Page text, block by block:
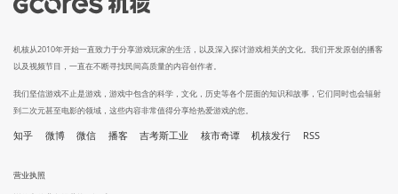
机核从2010年开始一直致力于分享游戏玩家的生活，以及深入探讨游戏相关的文化。我们开发原创的播客
以及视频节目，一直在不断寻找民间高质量的内容创作者。
我们坚信游戏不止是游戏，游戏中包含的科学，文化，历史等各个层面的知识和故事，它们同时也会辐射
到二次元甚至电影的领域，这些内容非常值得分享给热爱游戏的您。
知乎 微博 微信 播客 吉考斯工业 核市奇谭 机核发行 RSS
营业执照